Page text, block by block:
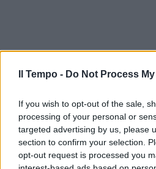
Il Tempo - Do Not Process
If you wish to opt-out of the sale,
processing of your personal or
targeted advertising by us, please
section to confirm your selection.
opt-out request is processed you